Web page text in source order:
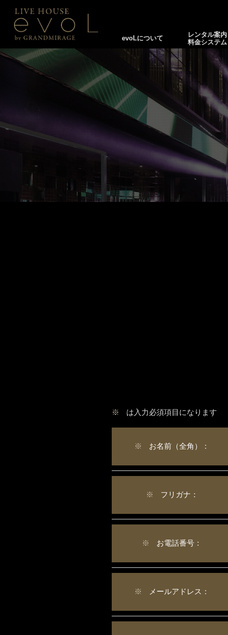
evoLについて
レンタル案内
料金システム
※ は入力必須項目になります
※ お名前（全角）：
※ フリガナ：
※ お電話番号：
※ メールアドレス：